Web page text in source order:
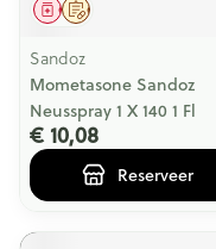
Op voorschrift
Geneesmiddel
Sandoz
Mometasone Sandoz
Neusspray 1 X 140 1 Fl
€ 10,08
Reserveer